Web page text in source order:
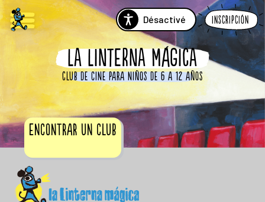
Désactivé Inscripción
LA LINTERNA MÁGICA
Club de cine para niños de 6 a 12 años
Encontrar un club